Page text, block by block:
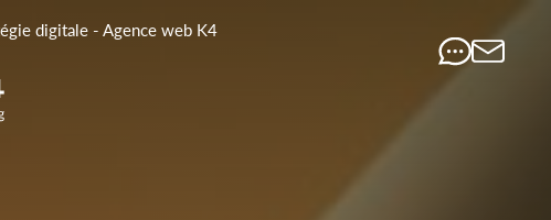
digitale - Agence web K4